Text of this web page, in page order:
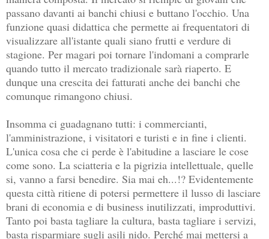
passano davanti ai banchi chiusi e buttano l'occhio. Una
funzione quasi didattica che permette ai frequentatori di
visualizzare all'istante quali siano frutti e verdure di
stagione. Per magari poi tornare l'indomani a comprarle
quando tutto il mercato tradizionale sarà riaperto. E
dunque una crescita dei fatturati anche dei banchi che
comunque rimangono chiusi.
Insomma ci guadagnano tutti: i commercianti,
l'amministrazione, i visitatori e turisti e in fine i clienti.
L'unica cosa che ci perde è l'abitudine a lasciare le cose
come sono. La sciatteria e la pigrizia intellettuale, quelle
si, vanno a farsi benedire. Sia mai eh...!? Evidentemente
questa città ritiene di potersi permettere il lusso di lasciare
brani di economia e di business inutilizzati, improduttivi.
Tanto poi basta tagliare la cultura, basta tagliare i servizi,
basta risparmiare sugli asili nido. Perché mai mettersi a